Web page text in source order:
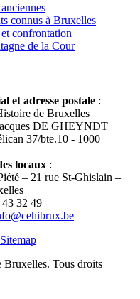
connus à Bruxelles
confrontation
de la Cour
et adresse postale :
de Bruxelles
DE GHEYNDT
37/bte.10 - 1000
locaux :
– 21 rue St-Ghislain –
43 32 49
Sitemap
Tous droits